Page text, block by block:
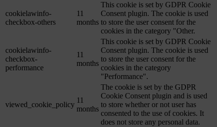
cookielawinfo-
checkbox-others
11
months
This cookie is set by GDPR Cookie
Consent plugin. The cookie is used
to store the user consent for the
cookies in the category "Other.
cookielawinfo-
checkbox-
performance
11
months
This cookie is set by GDPR Cookie
Consent plugin. The cookie is used
to store the user consent for the
cookies in the category
"Performance".
viewed_cookie_policy
11
months
The cookie is set by the GDPR
Cookie Consent plugin and is used
to store whether or not user has
consented to the use of cookies. It
does not store any personal data.